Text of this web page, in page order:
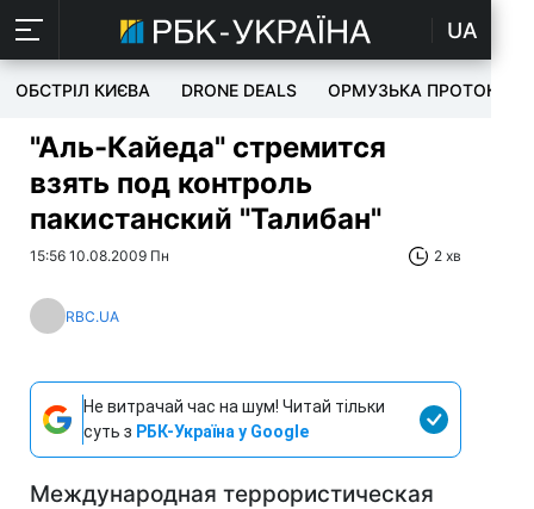
UA
ОБСТРІЛ КИЄВА DRONE DEALS ОРМУЗЬКА ПРОТОКА
"Аль-Кайеда" стремится
взять под контроль
пакистанский "Талибан"
15:56 10.08.2009 Пн 2 хв
RBC.UA
Не витрачай час на шум! Читай тільки
суть з РБК-Україна у Google
Международная террористическая